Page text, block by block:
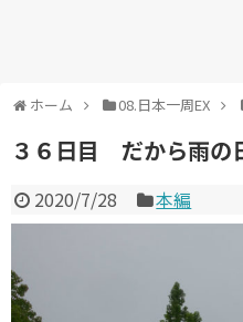
ホーム 08.日本一周EX
３６日目 だから雨の
2020/7/28 本編